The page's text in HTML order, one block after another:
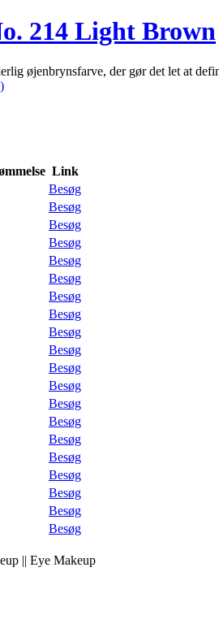
214 Light Brown
øjenbrynsfarve, der gør det let at
Link
Besøg
Besøg
Besøg
Besøg
Besøg
Besøg
Besøg
Besøg
Besøg
Besøg
Besøg
Besøg
Besøg
Besøg
Besøg
Besøg
Besøg
Besøg
Besøg
Besøg
|| Eye Makeup